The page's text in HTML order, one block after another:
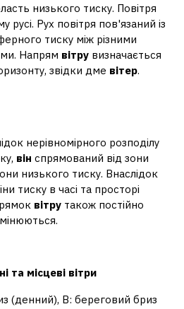
низького тиску. Повітря
русі. Рух повітря пов'язаний із
тиску між різними
Напрям вітру визначається
звідки дме вітер.
нерівномірного розподілу
він спрямований від зони
низького тиску. Внаслідок
тиску в часі та просторі
вітрутакож постійно
та місцеві вітри
(денний), B: береговий бриз